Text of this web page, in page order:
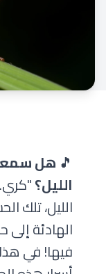
🎵 هل
الليل؟
الليل، تلك
الهادئة
فيها! في